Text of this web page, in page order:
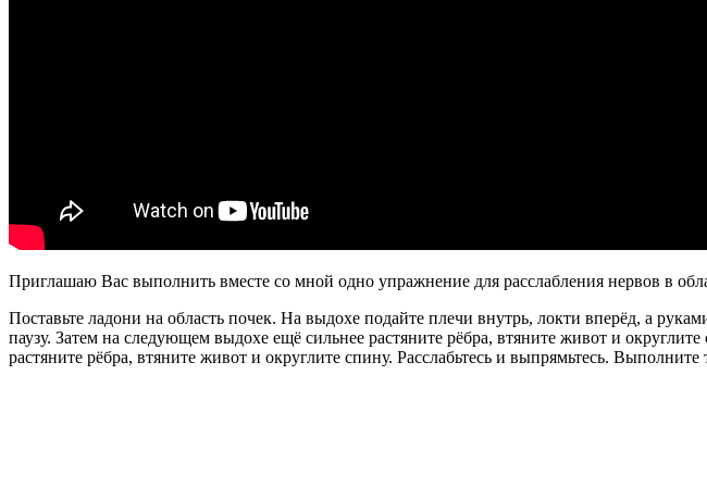
Приглашаю Вас выполнить вместе со мной одно упражнение для расслабления нервов в
Поставьте ладони на область почек. На выдохе подайте плечи внутрь, локти вперёд, а
паузу. Затем на следующем выдохе ещё сильнее растяните рёбра, втяните живот и
растяните рёбра, втяните живот и округлите спину. Расслабьтесь и выпрямьтесь. Выполните